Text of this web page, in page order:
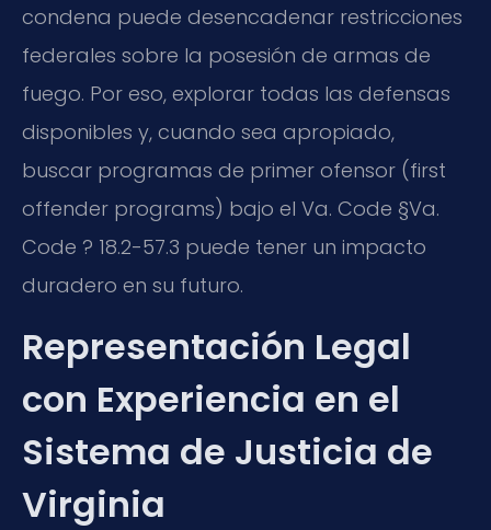
condena puede desencadenar restricciones
federales sobre la posesión de armas de
fuego. Por eso, explorar todas las defensas
disponibles y, cuando sea apropiado,
buscar programas de primer ofensor (first
offender programs) bajo el Va. Code §Va.
Code ? 18.2-57.3 puede tener un impacto
duradero en su futuro.
Representación Legal
con Experiencia en el
Sistema de Justicia de
Virginia